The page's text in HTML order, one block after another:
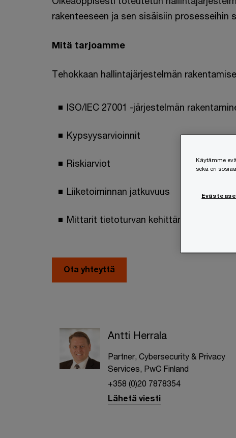
rakenteeseen ja sen sisäisiin prosesseihin
Mitä tarjoamme
Tehokkaan hallintajärjestelmän
ISO/IEC 27001 -järjestelmän
Kypsyysarvioinnit
Riskiarviot
Liiketoiminnan jatkuvuus
Mittarit tietoturvan kehittämisen tueksi
Ota yhteyttä
Antti Herrala
Partner, Cybersecurity & Privacy
Services, PwC Finland
+358 (0)20 7878354
Lähetä viesti
Käytämme
sekä eri